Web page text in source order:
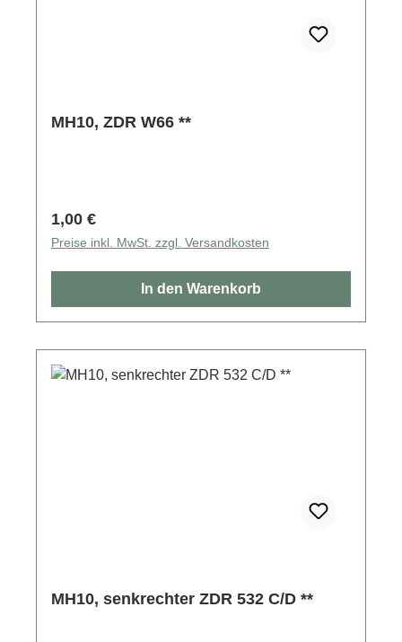
MH10, ZDR W66 **
Regulärer Preis:
1,00 €
Preise inkl. MwSt. zzgl. Versandkosten
In den Warenkorb
MH10, senkrechter ZDR 532 C/D **